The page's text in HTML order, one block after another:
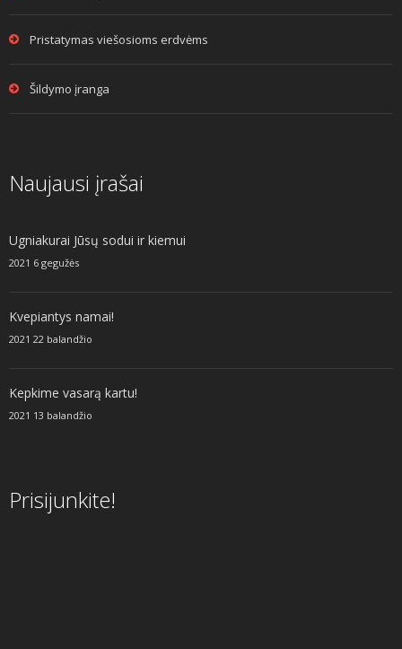
Pristatymas viešosioms erdvėms
Šildymo įranga
Naujausi įrašai
Ugniakurai Jūsų sodui ir kiemui
2021 6 gegužės
Kvepiantys namai!
2021 22 balandžio
Kepkime vasarą kartu!
2021 13 balandžio
Prisijunkite!